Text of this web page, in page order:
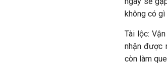
không có gì
Tài lộc:
nhận được
còn làm